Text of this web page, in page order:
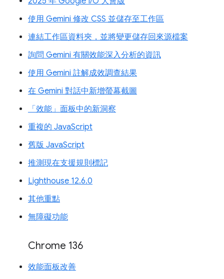
使用 Gemini 修改 CSS 並儲存至工作區
連結工作區資料夾，並將變更儲存回來源檔案
詢問 Gemini 有關效能深入分析的資訊
使用 Gemini 註解成效調查結果
在 Gemini 對話中新增螢幕截圖
「效能」面板中的新洞察
重複的 JavaScript
舊版 JavaScript
推測現在支援規則標記
Lighthouse 12.6.0
其他重點
無障礙功能
Chrome 136
效能面板改善